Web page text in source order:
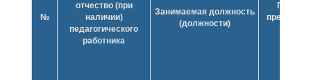
№
отчество (при
наличии)
педагогического
работника
Занимаемая должность
(должности)